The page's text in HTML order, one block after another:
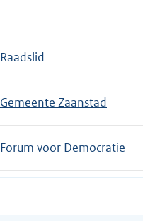
Raadslid
Gemeente Zaanstad
Forum voor Democratie